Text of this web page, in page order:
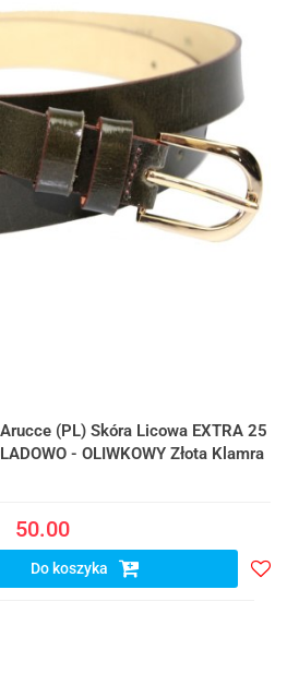
(PL) Skóra Licowa EXTRA 25
- OLIWKOWY Złota Klamra
50.00
Do koszyka